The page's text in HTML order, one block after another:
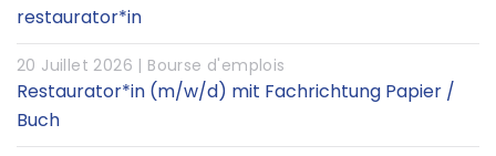
restaurator*in
20 Juillet 2026 | Bourse d'emplois
Restaurator*in (m/w/d) mit Fachrichtung Papier /
Buch